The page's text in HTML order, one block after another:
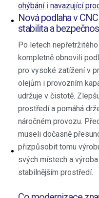
Obráběné díly
Výměníky
Pájené
Celonerezové
výměníky
výměníky
Kalkulátor
Servis a
Příslušenství
Dokumenty
O nás
O společnosti
Vozový park
Volná
ohýbáníi navazující
Nová podlaha v
stabilita a
Po letech
kompletně obnovili
pro vysoké zatížení v
olejům i provozním
udržuje v čistotě.
prostředí a pomáhá
náročném provozu.
museli dočasně
přizpůsobit tomu
svých místech a
stabilnějším prostředí.